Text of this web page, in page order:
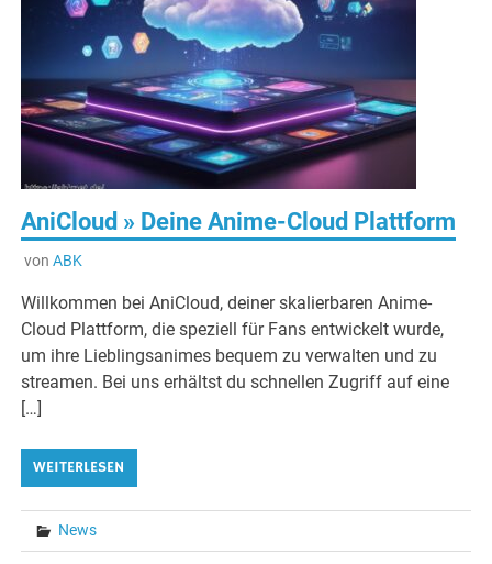
AniCloud » Deine Anime-Cloud Plattform
von ABK
Willkommen bei AniCloud, deiner skalierbaren Anime-
Cloud Plattform, die speziell für Fans entwickelt wurde,
um ihre Lieblingsanimes bequem zu verwalten und zu
streamen. Bei uns erhältst du schnellen Zugriff auf eine
[…]
WEITERLESEN
News